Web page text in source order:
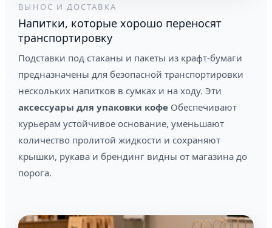
ВЫНОС И ДОСТАВКА
Напитки, которые хорошо переносят
транспортировку
Подставки под стаканы и пакеты из крафт-бумаги
предназначены для безопасной транспортировки
нескольких напитков в сумках и на ходу. Эти
аксессуары для упаковки кофе Обеспечивают
курьерам устойчивое основание, уменьшают
количество пролитой жидкости и сохраняют
крышки, рукава и брендинг видны от магазина до
порога.